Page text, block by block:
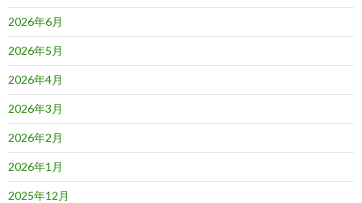
2026年6月
2026年5月
2026年4月
2026年3月
2026年2月
2026年1月
2025年12月